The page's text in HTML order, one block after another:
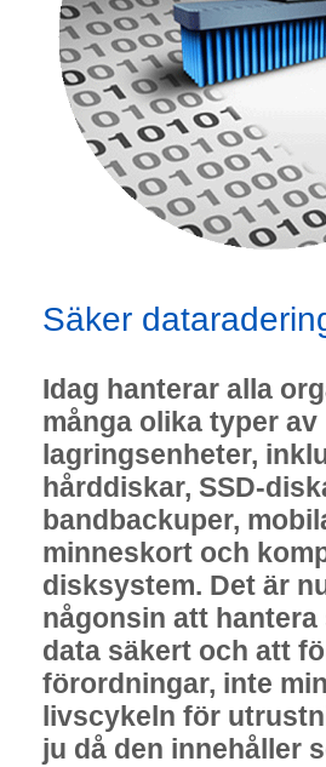
Säker
Idag hanterar alla
många olika typer av
lagringsenheter,
hårddiskar, SSD-
bandbackuper,
minneskort och
disksystem. Det är
någonsin att hantera
data säkert och att
förordningar, inte
livscykeln för
ju då den innehåller